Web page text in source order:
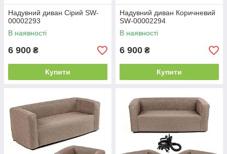
Надувний диван Сірий SW-
00002293
В наявності
6 900 ₴
Купити
Надувний диван Коричневий
SW-00002294
В наявності
6 900 ₴
Купити